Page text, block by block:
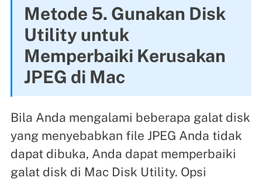
Metode 5. Gunakan Disk
Utility untuk
Memperbaiki Kerusakan
JPEG di Mac
Bila Anda mengalami beberapa galat disk
yang menyebabkan file JPEG Anda tidak
dapat dibuka, Anda dapat memperbaiki
galat disk di Mac Disk Utility. Opsi